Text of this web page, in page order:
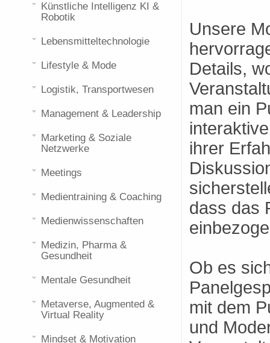
Unsere
Details,
man ein
ihrer
dass das
Ob es
mit dem
und
Künstliche Intelligenz KI &
Robotik
Lebensmitteltechnologie
Lifestyle & Mode
Logistik, Transportwesen
Management & Leadership
Marketing & Soziale
Netzwerke
Meetings
Medientraining & Coaching
Medienwissenschaften
Medizin, Pharma &
Gesundheit
Mentale Gesundheit
Metaverse, Augmented &
Virtual Reality
Mindset & Motivation